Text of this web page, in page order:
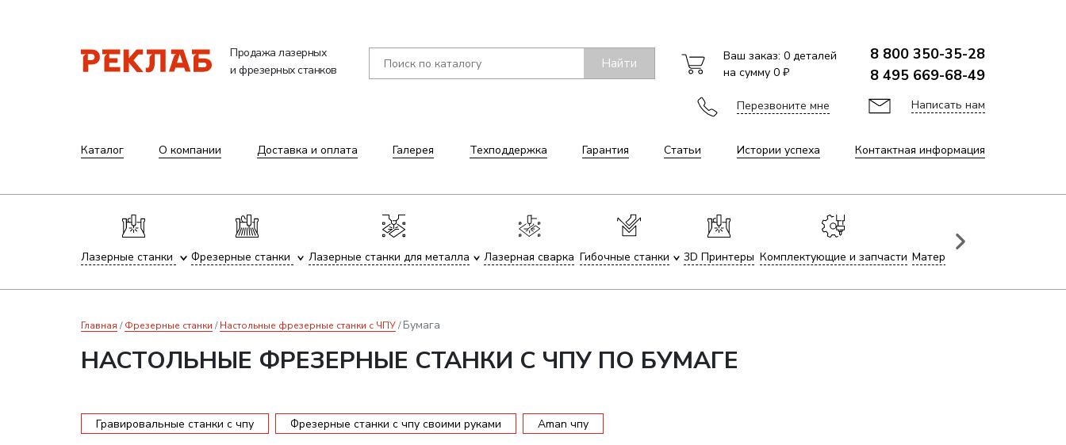
Продажа лазерных
и фрезерных станков
Найти Ваш заказ: 0деталей
на сумму 0 ₽
8 800 350-35-28
8 495 669-68-49
Перезвоните мне Написать нам
Каталог О компании Доставка и оплата Галерея Техподдержка Гарантия Статьи Истории успеха Контактная информация
Лазерные станки Фрезерные станки Лазерные станки для металла Лазерная сварка Гибочные станки 3D Принтеры Комплектующие и запчасти Материалы для лазерной
Главная Фрезерные станки Настольные фрезерные станки с ЧПУ Бумага
НАСТОЛЬНЫЕ ФРЕЗЕРНЫЕ СТАНКИ С ЧПУ ПО БУМАГЕ
Гравировальные станки с чпу Фрезерные станки с чпу своими руками Аman чпу